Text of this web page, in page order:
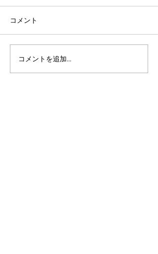
アルゴランドのポスト量
子暗号（PQC）ロードマ
コメント
コメントを追加…